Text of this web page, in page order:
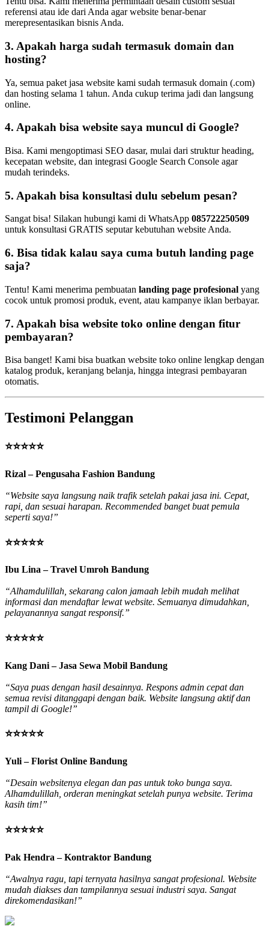
referensi atau ide dari Anda agar website benar-benar
merepresentasikan bisnis Anda.
3. Apakah harga sudah termasuk domain dan
hosting?
Ya, semua paket jasa website kami sudah termasuk domain (.com)
dan hosting selama 1 tahun. Anda cukup terima jadi dan langsung
online.
4. Apakah bisa website saya muncul di Google?
Bisa. Kami mengoptimasi SEO dasar, mulai dari struktur heading,
kecepatan website, dan integrasi Google Search Console agar
mudah terindeks.
5. Apakah bisa konsultasi dulu sebelum pesan?
Sangat bisa! Silakan hubungi kami di WhatsApp 085722250509
untuk konsultasi GRATIS seputar kebutuhan website Anda.
6. Bisa tidak kalau saya cuma butuh landing page
saja?
Tentu! Kami menerima pembuatan landing page profesional yang
cocok untuk promosi produk, event, atau kampanye iklan berbayar.
7. Apakah bisa website toko online dengan fitur
pembayaran?
Bisa banget! Kami bisa buatkan website toko online lengkap dengan
katalog produk, keranjang belanja, hingga integrasi pembayaran
otomatis.
Testimoni Pelanggan
⭐⭐⭐⭐⭐
Rizal – Pengusaha Fashion Bandung
“Website saya langsung naik trafik setelah pakai jasa ini. Cepat,
rapi, dan sesuai harapan. Recommended banget buat pemula
seperti saya!”
⭐⭐⭐⭐⭐
Ibu Lina – Travel Umroh Bandung
“Alhamdulillah, sekarang calon jamaah lebih mudah melihat
informasi dan mendaftar lewat website. Semuanya dimudahkan,
pelayanannya sangat responsif.”
⭐⭐⭐⭐⭐
Kang Dani – Jasa Sewa Mobil Bandung
“Saya puas dengan hasil desainnya. Respons admin cepat dan
semua revisi ditanggapi dengan baik. Website langsung aktif dan
tampil di Google!”
⭐⭐⭐⭐⭐
Yuli – Florist Online Bandung
“Desain websitenya elegan dan pas untuk toko bunga saya.
Alhamdulillah, orderan meningkat setelah punya website. Terima
kasih tim!”
⭐⭐⭐⭐⭐
Pak Hendra – Kontraktor Bandung
“Awalnya ragu, tapi ternyata hasilnya sangat profesional. Website
mudah diakses dan tampilannya sesuai industri saya. Sangat
direkomendasikan!”